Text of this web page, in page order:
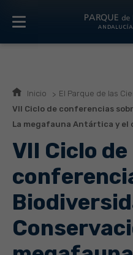
Inicio El Parque de las
VII Ciclo de conferencias
La megafauna Antártica y el
VII Ciclo de